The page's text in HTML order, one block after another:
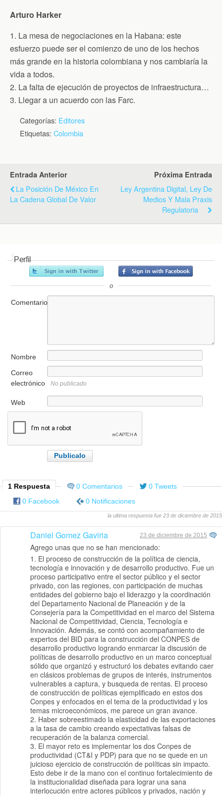
Arturo Harker
1. La mesa de negociaciones en la Habana: este
esfuerzo puede ser el comienzo de uno de los hechos
más grande en la historia colombiana y nos cambiaría la
vida a todos.
2. La falta de ejecución de proyectos de infraestructura…
3. Llegar a un acuerdo con las Farc.
Categorías: Editores
Etiquetas: Colombia
Entrada Anterior
La Posición De México En
La Cadena Global De Valor
Próxima Entrada
Ley Argentina Digital, Ley De
Medios Y Mala Praxis
Regulatoria
Perfil
o
Comentario
Nombre
Correo
electrónico
No publicado
Web
1 Respuesta 0 Comentarios
0 Tweets
0 Facebook
0 Notificaciones
la ultima respuesta fue 23 de diciembre de 2015
Daniel Gomez Gaviria 23 de diciembre de 2015
Agrego unas que no se han mencionado:
1. El proceso de construcción de la política de ciencia,
tecnología e innovación y de desarrollo productivo. Fue un
proceso participativo entre el sector público y el sector
privado, con las regiones, con participación de muchas
entidades del gobierno bajo el liderazgo y la coordinación
del Departamento Nacional de Planeación y de la
Consejería para la Competitividad en el marco del Sistema
Nacional de Competitividad, Ciencia, Tecnología e
Innovación. Además, se contó con acompañamiento de
expertos del BID para la construcción del CONPES de
desarrollo productivo logrando enmarcar la discusión de
políticas de desarrollo productivo en un marco conceptual
sólido que organizó y estructuró los debates evitando caer
en clásicos problemas de grupos de interés, instrumentos
vulnerables a captura, y busqueda de rentas. El proceso
de construcción de políticas ejemplificado en estos dos
Conpes y enfocados en el tema de la productividad y los
temas microeconómicos, me parece un gran avance.
2. Haber sobreestimado la elasticidad de las exportaciones
a la tasa de cambio creando expectativas falsas de
recuperación de la balanza comercial.
3. El mayor reto es implementar los dos Conpes de
productividad (CT&I y PDP) para que no se quede en un
juicioso ejercicio de construcción de políticas sin impacto.
Esto debe ir de la mano con el continuo fortalecimiento de
la institucionalidad diseñada para lograr una sana
interlocución entre actores públicos y privados, nación y